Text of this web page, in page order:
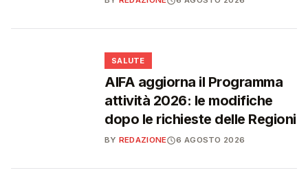
SALUTE
AIFA aggiorna il Programma
attività 2026: le modifiche
dopo le richieste delle Regioni
BY REDAZIONE 6 AGOSTO 2026